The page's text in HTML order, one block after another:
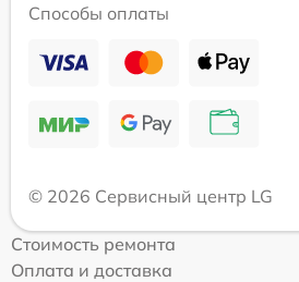
Способы оплаты
© 2026 Сервисный центр LG
Стоимость ремонта
Оплата и доставка